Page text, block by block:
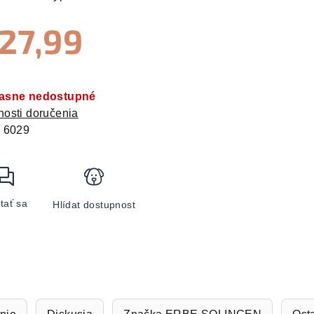
nedostupné
doručenia
6029
sa Hlídat dostupnost